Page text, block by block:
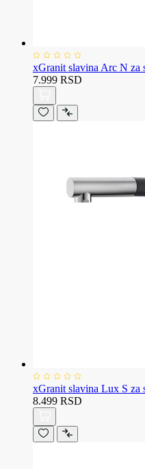
xGranit slavina Arc N za
7.999 RSD
xGranit slavina Lux S za
8.499 RSD